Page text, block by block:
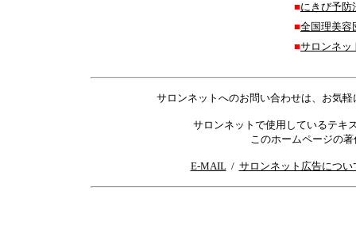
■にきび予防
■全国理美
■サロンネッ
サロンネットへのお問い合わせは、お気軽
サロンネットで使用しているテキ
このホームページの
E-MAIL/ サロンネット広告につい